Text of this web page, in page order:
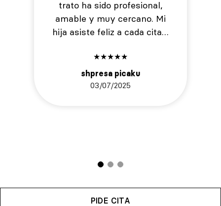
trato ha sido profesional,
amable y muy cercano. Mi
hija asiste feliz a cada cita…
★★★★★
shpresa picaku
03/07/2025
PIDE CITA